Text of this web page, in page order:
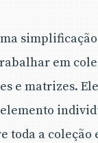
em
e matrizes.
elemento
toda a coleção